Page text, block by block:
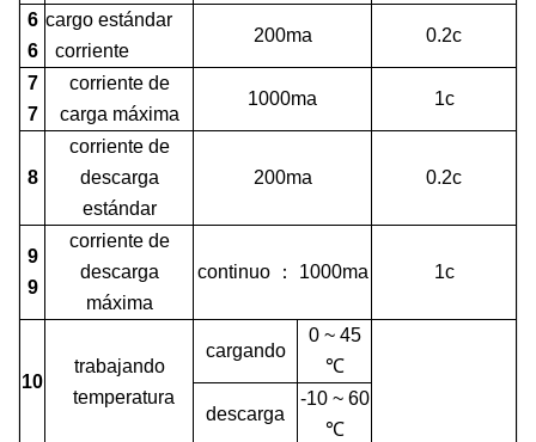
6
6
cargo estándar
corriente
200ma 0.2c
7
7
corriente de
carga máxima
1000ma 1c
8
corriente de
descarga
estándar
200ma 0.2c
9
9
corriente de
descarga
máxima
continuo： 1000ma 1c
10
trabajando
temperatura
cargando
0 ~ 45
℃
descarga
-10 ~ 60
℃